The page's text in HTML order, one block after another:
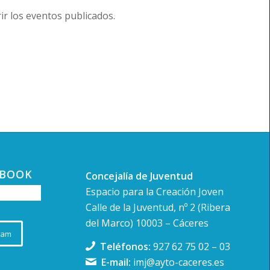
creativo: Libros Mutantes
20:00
Arte Contemporáneo Helga
Calle Pizarro, 8, Cáceres
los eventos publicados.
Concejalía de Juventud
Espacio para la Creación Joven
Calle de la Juventud, nº 2 (Ribera
del Marco) 10003 – Cáceres
Teléfonos: 927 62 75 02 –03
E-mail: imj@ayto-caceres.es